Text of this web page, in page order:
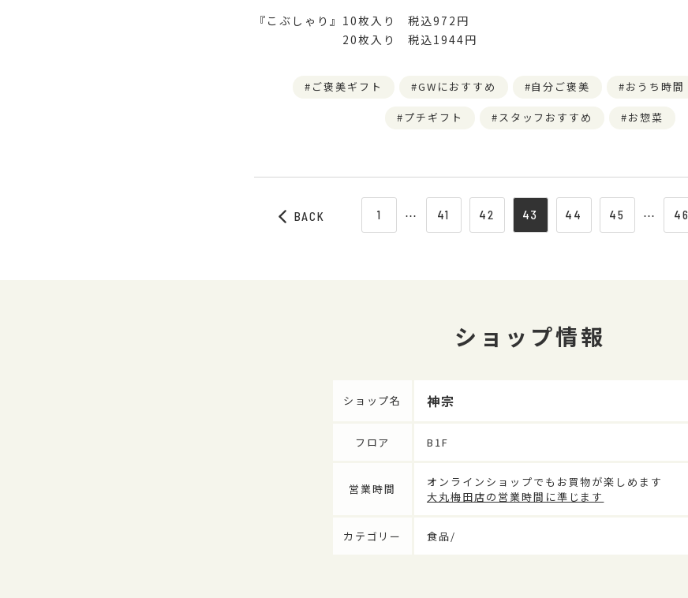
『こぶしゃり』10枚入り 税込972円
20枚入り 税込1944円
ご褒美ギフト GWにおすすめ 自分ご褒美 おうち時間
プチギフト スタッフおすすめ お惣菜
BACK 1 ⋯ 41 42 43 44 45 ⋯ 46
ショップ情報
ショップ名 神宗
フロア B1F
営業時間
オンラインショップでもお買物が楽しめます
大丸梅田店の営業時間に準じます
カテゴリー 食品/